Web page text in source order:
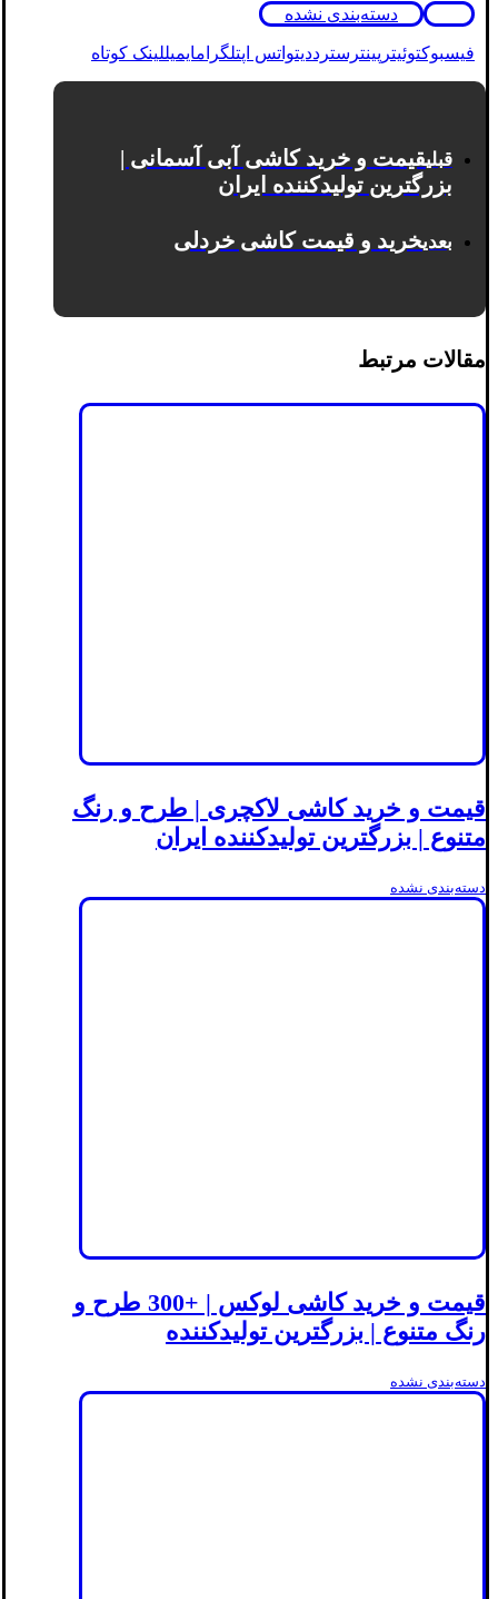
دسته‌بندی نشده
فیسبوکتوئیتر پینترسترددیتواتس اپتلگرامایمیللینک کوتاه
قبلیقیمت و خرید کاشی آبی آسمانی |
بزرگترین تولیدکننده ایران
بعدیخرید و قیمت کاشی خردلی
مقالات مرتبط
قیمت و خرید کاشی لاکچری | طرح و رنگ
متنوع | بزرگترین تولیدکننده ایران
دسته‌بندی نشده
قیمت و خرید کاشی لوکس | +300 طرح و
رنگ متنوع | بزرگترین تولیدکننده
دسته‌بندی نشده